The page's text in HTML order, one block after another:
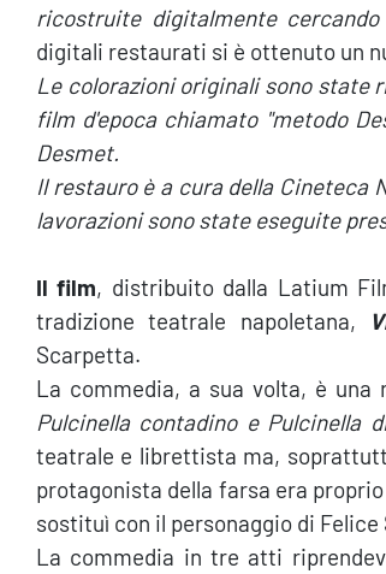
ricostruite digitalmente
digitali restaurati si è ottenuto un
Le colorazioni originali sono state
film d'epoca chiamato "metodo
Desmet.
Il restauro è a cura della Cineteca
lavorazioni sono state eseguite
Il film, distribuito dalla Latium
tradizione teatrale napoletana,
Scarpetta.
La commedia, a sua volta, è
Pulcinella contadino e Pulcinella
teatrale e librettista ma,
protagonista della farsa era
sostituì con il personaggio di
La commedia in tre atti